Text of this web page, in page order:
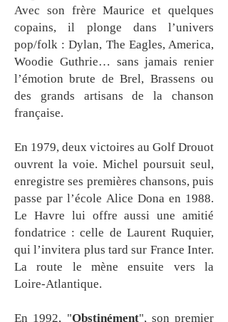
Avec son frère Maurice et quelques
copains, il plonge dans l’univers
pop/folk : Dylan, The Eagles, America,
Woodie Guthrie… sans jamais renier
l’émotion brute de Brel, Brassens ou
des grands artisans de la chanson
française.
En 1979, deux victoires au Golf Drouot
ouvrent la voie. Michel poursuit seul,
enregistre ses premières chansons, puis
passe par l’école Alice Dona en 1988.
Le Havre lui offre aussi une amitié
fondatrice : celle de Laurent Ruquier,
qui l’invitera plus tard sur France Inter.
La route le mène ensuite vers la
Loire‑Atlantique.
En 1992, "Obstinément", son premier